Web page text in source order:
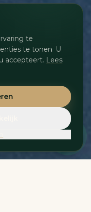
te
te tonen. U
accepteert. Lees